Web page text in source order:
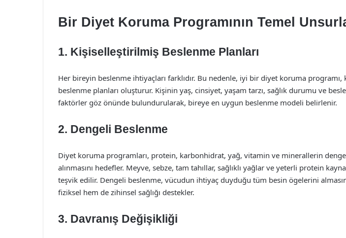
Bir Diyet Koruma Programının Temel
1. Kişiselleştirilmiş Beslenme Planları
Her bireyin beslenme ihtiyaçları farklıdır. Bu nedenle, iyi bir diyet koruma programı,
beslenme planları oluşturur. Kişinin yaş, cinsiyet, yaşam tarzı, sağlık durumu ve
faktörler göz önünde bulundurularak, bireye en uygun beslenme modeli belirlenir.
2. Dengeli Beslenme
Diyet koruma programları, protein, karbonhidrat, yağ, vitamin ve minerallerin
alınmasını hedefler. Meyve, sebze, tam tahıllar, sağlıklı yağlar ve yeterli protein
teşvik edilir. Dengeli beslenme, vücudun ihtiyaç duyduğu tüm besin ögelerini
fiziksel hem de zihinsel sağlığı destekler.
3. Davranış Değişikliği